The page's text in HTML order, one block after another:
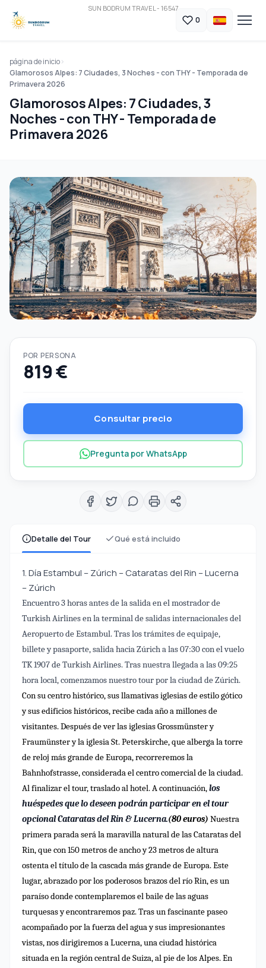
SUN BODRUM TRAVEL - 16547
0
página de inicio
Glamorosos Alpes: 7 Ciudades, 3 Noches - con THY - Temporada de
Primavera 2026
Glamorosos Alpes: 7 Ciudades, 3
Noches - con THY - Temporada de
Primavera 2026
Detalle del Tour Qué está incluido
1. Día Estambul – Zúrich – Cataratas del Rin – Lucerna
– Zúrich
Encuentro 3 horas antes de la salida en el mostrador de
Turkish Airlines en la terminal de salidas internacionales del
Aeropuerto de Estambul. Tras los trámites de equipaje,
billete y pasaporte, salida hacia Zúrich a las 07:30 con el vuelo
TK 1907 de Turkish Airlines. Tras nuestra llegada a las 09:25
hora local, comenzamos nuestro tour por la ciudad de Zúrich.
Con su centro histórico, sus llamativas iglesias de estilo gótico
y sus edificios históricos, recibe cada año a millones de
visitantes. Después de ver las iglesias Grossmünster y
Fraumünster y la iglesia St. Peterskirche, que alberga la torre
de reloj más grande de Europa, recorreremos la
Bahnhofstrasse, considerada el centro comercial de la ciudad.
Al finalizar el tour, traslado al hotel. A continuación,los
huéspedes que lo deseen podrán participar en el tour
opcional Cataratas del Rin & Lucerna.(80 euros) Nuestra
primera parada será la maravilla natural de las Cataratas del
Rin, que con 150 metros de ancho y 23 metros de altura
ostenta el título de la cascada más grande de Europa. Este
lugar, abrazado por los poderosos brazos del río Rin, es un
paraíso donde contemplaremos el baile de las aguas
turquesas y encontraremos paz. Tras un fascinante paseo
acompañado por la fuerza del agua y sus impresionantes
vistas, nos dirigiremos a Lucerna, una ciudad histórica
situada en la región central de Suiza, al pie de los Alpes. En
POR PERSONA
819 €
Consultar precio
Pregunta por WhatsApp